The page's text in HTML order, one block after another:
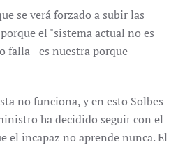
se verá forzado a subir las
porque el "sistema actual no es
falla– es nuestra porque
no funciona, y en esto Solbes
ha decidido seguir con el
el incapaz no aprende nunca. El